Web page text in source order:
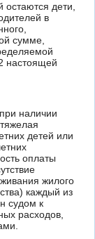
дети,
в
сумме,
настоящей
наличии
детей или
оплаты
жилого
каждый из
судом к
расходов,